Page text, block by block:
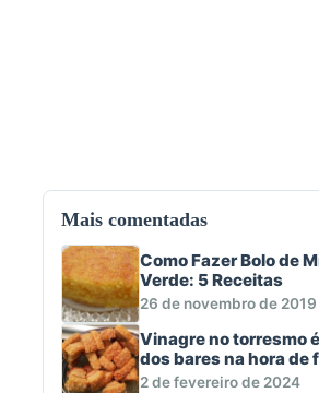
Mais comentadas
Como Fazer Bolo de
Verde: 5 Receitas
26 de novembro de 2019
Vinagre no torresmo
dos bares na hora de
aperitivo macio e
2 de fevereiro de 2024